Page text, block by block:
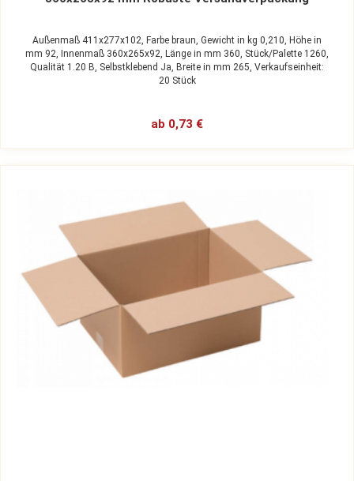
Außenmaß 411x277x102, Farbe braun, Gewicht in kg 0,210, Höhe in
mm 92, Innenmaß 360x265x92, Länge in mm 360, Stück/Palette 1260,
Qualität 1.20 B, Selbstklebend Ja, Breite in mm 265, Verkaufseinheit:
20 Stück
ab 0,73 €